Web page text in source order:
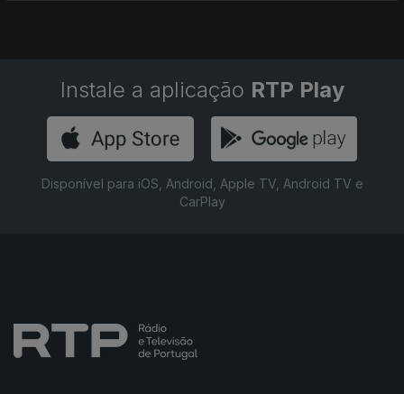
Instale a aplicação RTP Play
Disponível para iOS, Android, Apple TV, Android TV e
CarPlay